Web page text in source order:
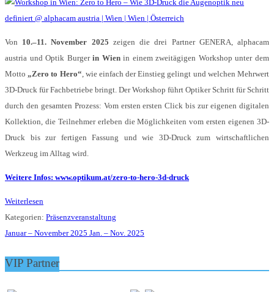
Von 10.–11. November 2025 zeigen die drei Partner GENERA, alphacam
austria und Optik Burgerin Wienin einem zweitägigen Workshop unter dem
Motto„Zero to Hero“, wie einfach der Einstieg gelingt und welchen Mehrwert
3D-Druck für Fachbetriebe bringt. Der Workshop führt Optiker Schritt für Schritt
durch den gesamten Prozess: Vom ersten ersten Click bis zur eigenen digitalen
Kollektion, die Teilnehmer erleben die Möglichkeiten vom ersten eigenen 3D-
Druck bis zur fertigen Fassung und wie 3D-Druck zum wirtschaftlichen
Werkzeug im Alltag wird.
Weitere Infos: www.optikum.at/zero-to-hero-3d-druck
Weiterlesen
Kategorien: Präsenzveranstaltung
Januar – November 2025 Jan. – Nov. 2025
VIP Partner